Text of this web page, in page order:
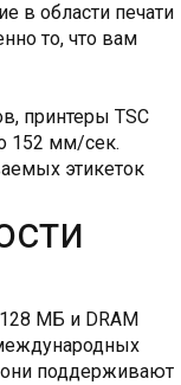
в области печати
то, что вам
принтеры TSC
152 мм/сек.
этикеток
МБ и DRAM
они поддерживают